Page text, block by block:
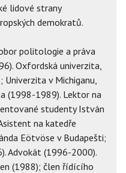
lidové strany
demokratů.
politologie a práva
Oxfordská univerzita,
v Michiganu,
(1998-1989). Lektor na
studenty István
na katedře
Eötvöse v Budapešti;
Advokát (1996-2000).
(1988); člen řídícího